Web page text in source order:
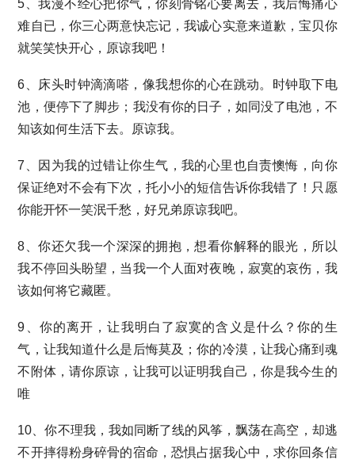
5、我漫不经心把你气，你刻骨铭心要离去，我后悔痛心
难自已，你三心两意快忘记，我诚心实意来道歉，宝贝你
就笑笑快开心，原谅我吧！
6、床头时钟滴滴嗒，像我想你的心在跳动。时钟取下电
池，便停下了脚步；我没有你的日子，如同没了电池，不
知该如何生活下去。原谅我。
7、因为我的过错让你生气，我的心里也自责懊悔，向你
保证绝对不会有下次，托小小的短信告诉你我错了！只愿
你能开怀一笑泯千愁，好兄弟原谅我吧。
8、你还欠我一个深深的拥抱，想看你解释的眼光，所以
我不停回头盼望，当我一个人面对夜晚，寂寞的哀伤，我
该如何将它藏匿。
9、你的离开，让我明白了寂寞的含义是什么？你的生
气，让我知道什么是后悔莫及；你的冷漠，让我心痛到魂
不附体，请你原谅，让我可以证明我自己，你是我今生的
唯
10、你不理我，我如同断了线的风筝，飘荡在高空，却逃
不开摔得粉身碎骨的宿命，恐惧占据我心中，求你回条信